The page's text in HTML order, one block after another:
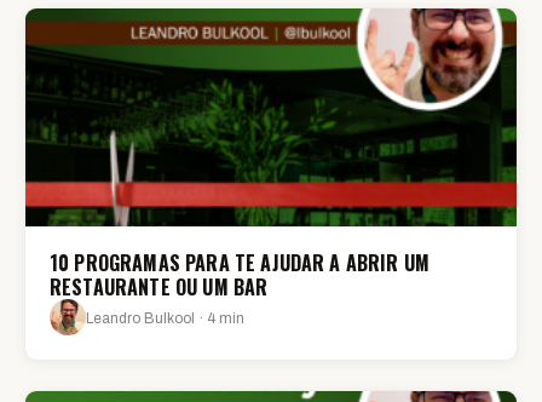
10 PROGRAMAS PARA TE AJUDAR A ABRIR UM
RESTAURANTE OU UM BAR
Leandro Bulkool · 4 min